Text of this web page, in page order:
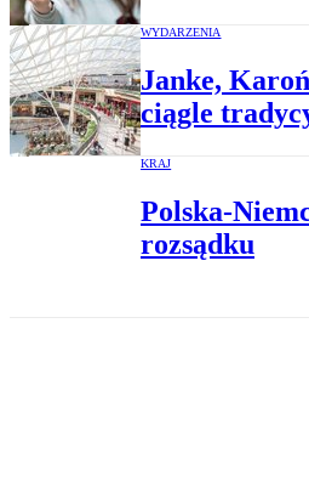
WYDARZENIA
Janke,
ciągle
KRAJ
Polska-
rozsądku